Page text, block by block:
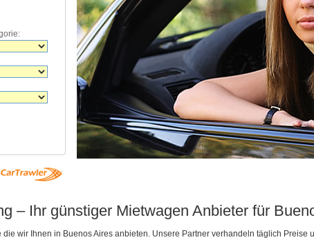
– Ihr günstiger Mietwagen Anbieter für
wir Ihnen in Buenos Aires anbieten. Unsere Partner verhandeln täglich Preise